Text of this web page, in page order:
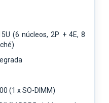
(6 núcleos, 2P + 4E, 8
(1 x SO-DIMM)